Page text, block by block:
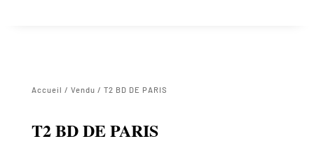
Accueil / Vendu / T2 BD DE PARIS
T2 BD DE PARIS